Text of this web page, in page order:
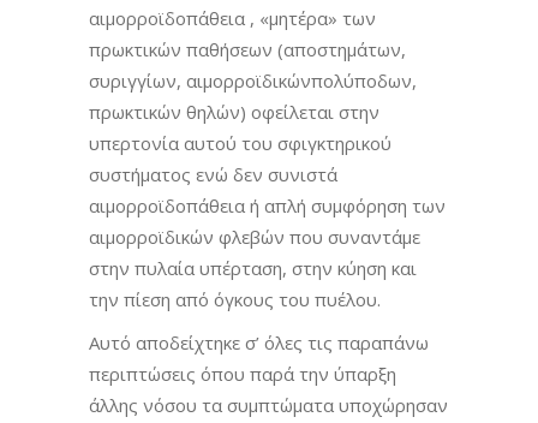
αιμορροϊδοπάθεια , «μητέρα» των
πρωκτικών παθήσεων (αποστημάτων,
συριγγίων, αιμορροϊδικώνπολύποδων,
πρωκτικών θηλών) οφείλεται στην
υπερτονία αυτού του σφιγκτηρικού
συστήματος ενώ δεν συνιστά
αιμορροϊδοπάθεια ή απλή συμφόρηση των
αιμορροϊδικών φλεβών που συναντάμε
στην πυλαία υπέρταση, στην κύηση και
την πίεση από όγκους του πυέλου.
Αυτό αποδείχτηκε σ’ όλες τις παραπάνω
περιπτώσεις όπου παρά την ύπαρξη
άλλης νόσου τα συμπτώματα υποχώρησαν